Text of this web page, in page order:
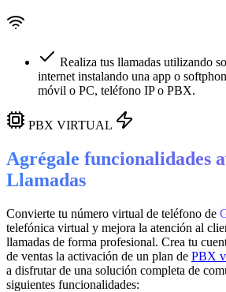
Realiza tus llamadas utilizando
internet instalando una app o
móvil o PC, teléfono IP o PBX.
PBX VIRTUAL
Agrégale funcionalidades
Llamadas
Convierte tu número virtual de teléfono de
telefónica virtual y mejora la atención al
llamadas de forma profesional. Crea tu
de ventas la activación de un plan de PBX
a disfrutar de una solución completa de
siguientes funcionalidades: